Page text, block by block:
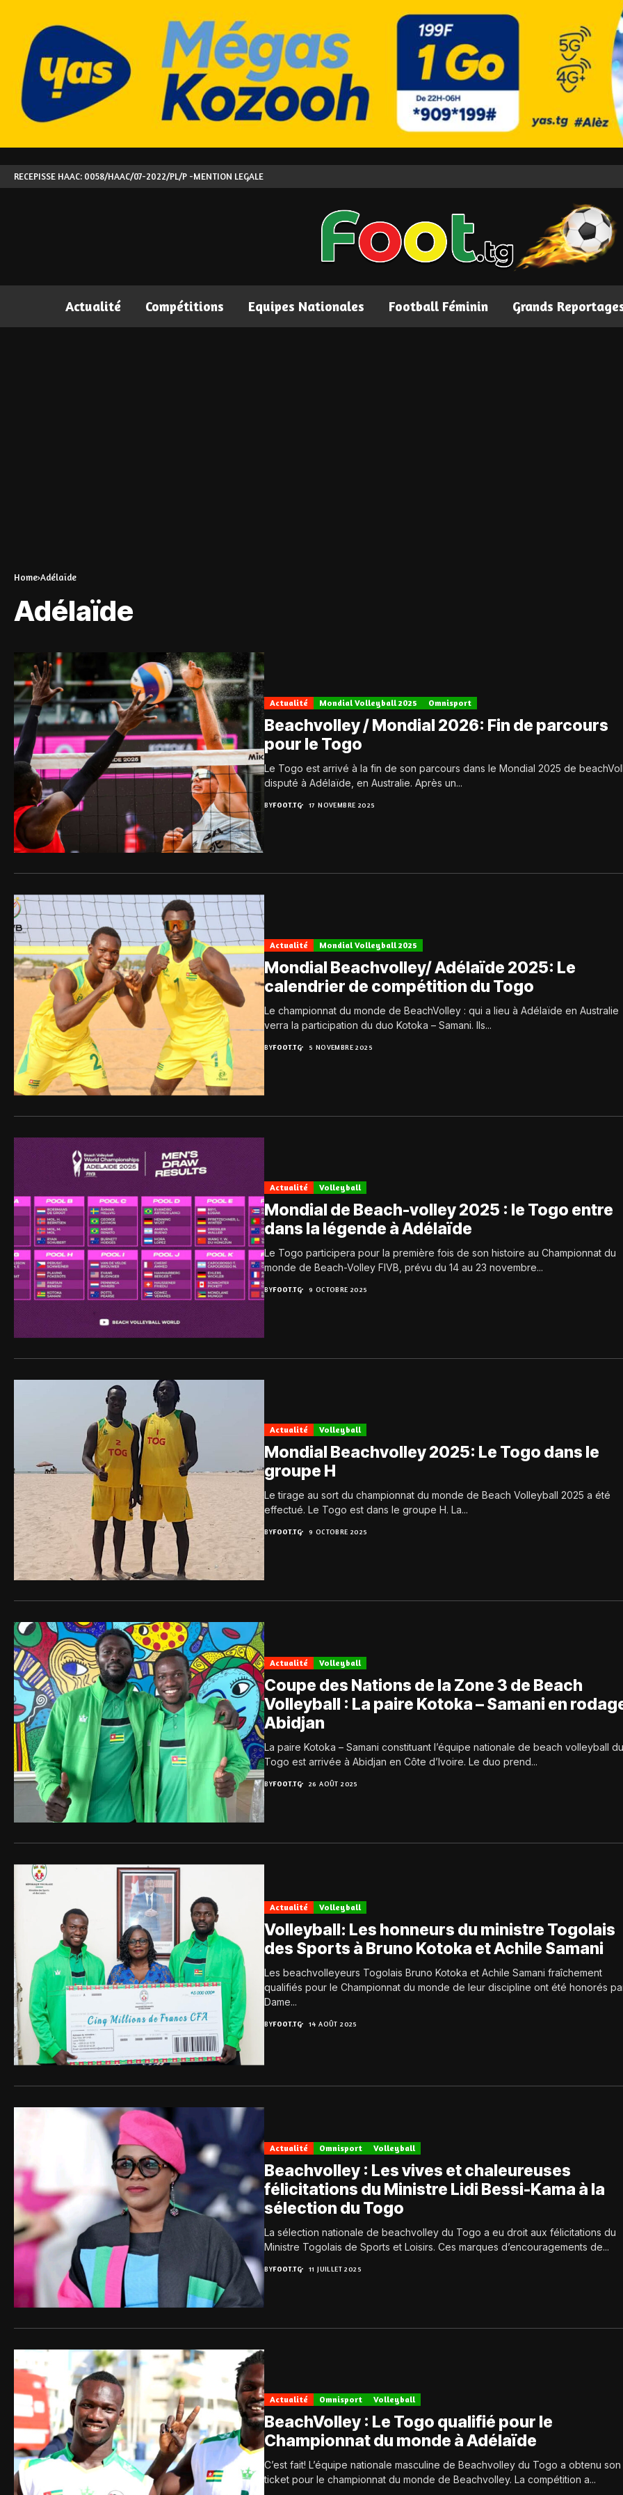
RECEPISSE HAAC: 0058/HAAC/07-2022/PL/P -MENTION LEGALE
Actualité Compétitions Equipes Nationales Football Féminin Grands
Home Adélaïde
Adélaïde
Actualité Mondial Volleyball 2025 Omnisport
Beachvolley / Mondial 2026: Fin de parcours
pour le Togo
Le Togo est arrivé à la fin de son parcours dans le Mondial 2025 de
disputé à Adélaïde, en Australie. Après un...
BYFOOT.TG 17 NOVEMBRE 2025
Actualité Mondial Volleyball 2025
Mondial Beachvolley/ Adélaïde 2025: Le
calendrier de compétition du Togo
Le championnat du monde de BeachVolley : qui a lieu à Adélaïde en Australie
verra la participation du duo Kotoka – Samani. Ils...
BYFOOT.TG 5 NOVEMBRE 2025
Actualité Volleyball
Mondial de Beach-volley 2025 : le Togo entre
dans la légende à Adélaïde
Le Togo participera pour la première fois de son histoire au Championnat du
monde de Beach-Volley FIVB, prévu du 14 au 23 novembre...
BYFOOT.TG 9 OCTOBRE 2025
Actualité Volleyball
Mondial Beachvolley 2025: Le Togo dans le
groupe H
Le tirage au sort du championnat du monde de Beach Volleyball 2025 a été
effectué. Le Togo est dans le groupe H. La...
BYFOOT.TG 9 OCTOBRE 2025
Actualité Volleyball
Coupe des Nations de la Zone 3 de Beach
Volleyball : La paire Kotoka – Samani en
Abidjan
La paire Kotoka – Samani constituant l’équipe nationale de beach volleyball
Togo est arrivée à Abidjan en Côte d’Ivoire. Le duo prend...
BYFOOT.TG 26 AOÛT 2025
Actualité Volleyball
Volleyball: Les honneurs du ministre Togolais
des Sports à Bruno Kotoka et Achile Samani
Les beachvolleyeurs Togolais Bruno Kotoka et Achile Samani fraîchement
qualifiés pour le Championnat du monde de leur discipline ont été honorés
Dame...
BYFOOT.TG 14 AOÛT 2025
Actualité Omnisport Volleyball
Beachvolley : Les vives et chaleureuses
félicitations du Ministre Lidi Bessi-Kama à la
sélection du Togo
La sélection nationale de beachvolley du Togo a eu droit aux félicitations du
Ministre Togolais de Sports et Loisirs. Ces marques d’encouragements de...
BYFOOT.TG 11 JUILLET 2025
Actualité Omnisport Volleyball
BeachVolley : Le Togo qualifié pour le
Championnat du monde à Adélaïde
C’est fait! L’équipe nationale masculine de Beachvolley du Togo a obtenu son
ticket pour le championnat du monde de Beachvolley. La compétition a...